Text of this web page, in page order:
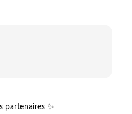
partenaires ✨